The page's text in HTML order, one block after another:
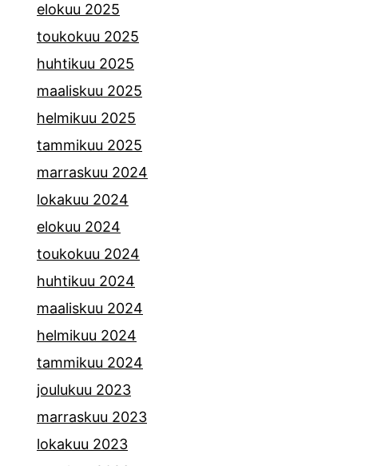
elokuu 2025
toukokuu 2025
huhtikuu 2025
maaliskuu 2025
helmikuu 2025
tammikuu 2025
marraskuu 2024
lokakuu 2024
elokuu 2024
toukokuu 2024
huhtikuu 2024
maaliskuu 2024
helmikuu 2024
tammikuu 2024
joulukuu 2023
marraskuu 2023
lokakuu 2023